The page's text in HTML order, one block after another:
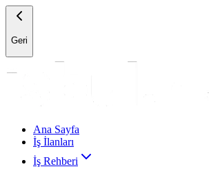
Geri
Ana Sayfa
İş İlanları
İş Rehberi